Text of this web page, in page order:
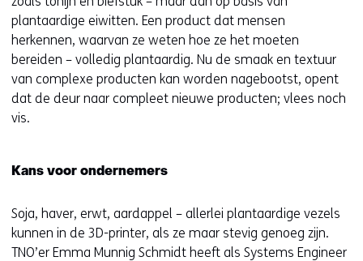
plantaardige eiwitten. Een product dat mensen
herkennen, waarvan ze weten hoe ze het moeten
bereiden – volledig plantaardig. Nu de smaak en textuur
van complexe producten kan worden nagebootst, opent
dat de deur naar compleet nieuwe producten; vlees noch
vis.
Kans voor ondernemers
Soja, haver, erwt, aardappel – allerlei plantaardige vezels
kunnen in de 3D-printer, als ze maar stevig genoeg zijn.
TNO’er Emma Munnig Schmidt heeft als Systems Engineer